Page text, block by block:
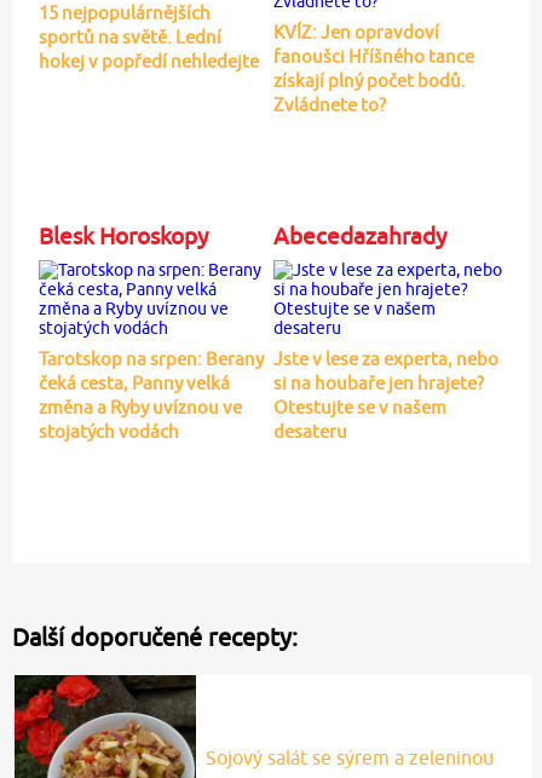
15 nejpopulárnějších
sportů na světě. Lední
hokej v popředí nehledejte
KVÍZ: Jen opravdoví
fanoušci Hříšného tance
získají plný počet bodů.
Zvládnete to?
Blesk Horoskopy
Tarotskop na srpen: Berany
čeká cesta, Panny velká
změna a Ryby uvíznou ve
stojatých vodách
Abecedazahrady
Jste v lese za experta, nebo
si na houbaře jen hrajete?
Otestujte se v našem
desateru
Další doporučené recepty:
Sojový salát se sýrem a zeleninou